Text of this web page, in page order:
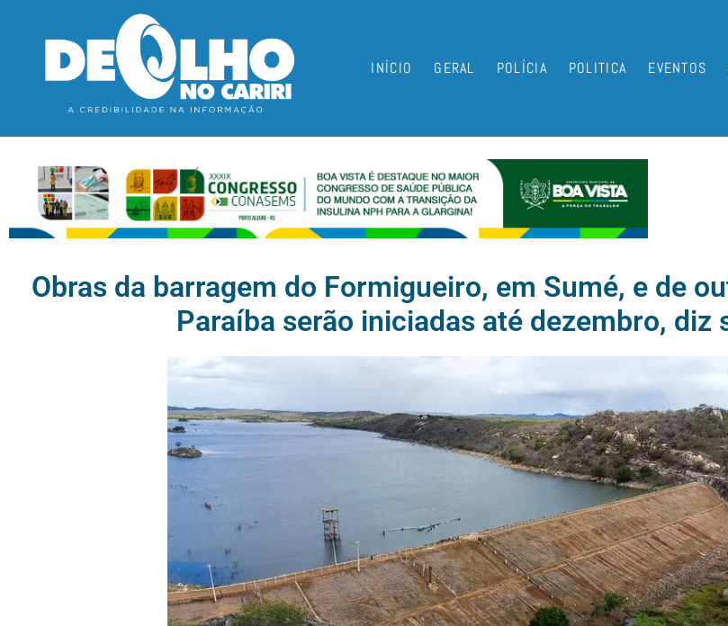
INÍCIO GERAL POLÍCIA POLITICA EVENTOS
Obras da barragem do Formigueiro, em Sumé, e de
Paraíba serão iniciadas até dezembro, diz